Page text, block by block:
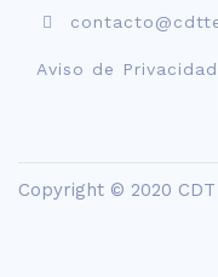
Aviso de Privacidad
Copyright © 2020